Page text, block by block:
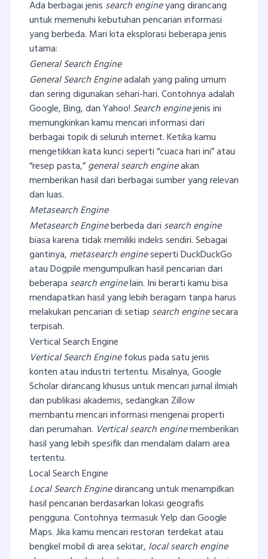
Ada berbagai jenis search engineyang dirancang
untuk memenuhi kebutuhan pencarian informasi
yang berbeda. Mari kita eksplorasi beberapa jenis
utama:
General Search Engine
General Search Engineadalah yang paling umum
dan sering digunakan sehari-hari. Contohnya adalah
Google, Bing, dan Yahoo! Search enginejenis ini
memungkinkan kamu mencari informasi dari
berbagai topik di seluruh internet. Ketika kamu
mengetikkan kata kunci seperti “cuaca hari ini” atau
“resep pasta,”general search engineakan
memberikan hasil dari berbagai sumber yang relevan
dan luas.
Metasearch Engine
Metasearch Engineberbeda dari search engine
biasa karena tidak memiliki indeks sendiri. Sebagai
gantinya, metasearch engineseperti DuckDuckGo
atau Dogpile mengumpulkan hasil pencarian dari
beberapa search enginelain. Ini berarti kamu bisa
mendapatkan hasil yang lebih beragam tanpa harus
melakukan pencarian di setiap search enginesecara
terpisah.
Vertical Search Engine
Vertical Search Enginefokus pada satu jenis
konten atau industri tertentu. Misalnya, Google
Scholar dirancang khusus untuk mencari jurnal ilmiah
dan publikasi akademis, sedangkan Zillow
membantu mencari informasi mengenai properti
dan perumahan. Vertical search enginememberikan
hasil yang lebih spesifik dan mendalam dalam area
tertentu.
Local Search Engine
Local Search Enginedirancang untuk menampilkan
hasil pencarian berdasarkan lokasi geografis
pengguna. Contohnya termasuk Yelp dan Google
Maps. Jika kamu mencari restoran terdekat atau
bengkel mobil di area sekitar, local search engine